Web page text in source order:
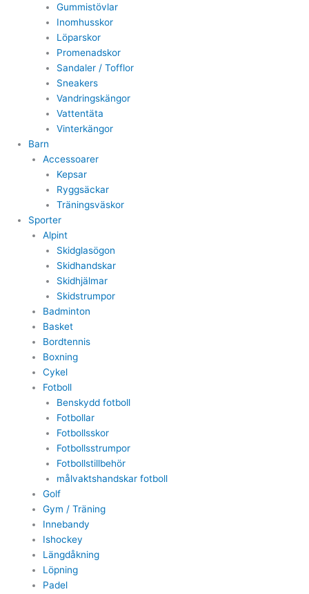
Gummistövlar
Inomhusskor
Löparskor
Promenadskor
Sandaler / Tofflor
Sneakers
Vandringskängor
Vattentäta
Vinterkängor
Barn
Accessoarer
Kepsar
Ryggsäckar
Träningsväskor
Sporter
Alpint
Skidglasögon
Skidhandskar
Skidhjälmar
Skidstrumpor
Badminton
Basket
Bordtennis
Boxning
Cykel
Fotboll
Benskydd fotboll
Fotbollar
Fotbollsskor
Fotbollsstrumpor
Fotbollstillbehör
målvaktshandskar fotboll
Golf
Gym / Träning
Innebandy
Ishockey
Längdåkning
Löpning
Padel